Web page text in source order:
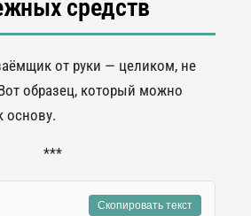
средств
от руки — целиком, не
образец, который можно
основу.
***
Скопировать текст